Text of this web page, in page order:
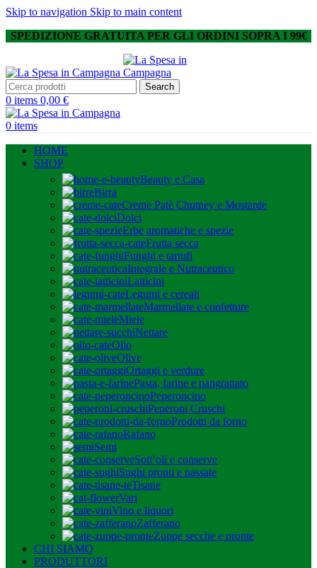
Skip to navigation Skip to main content
SPEDIZIONE GRATUITA PER GLI ORDINI SOPRA I 99€
Search
0 items 0,00 €
0 items
HOME
SHOP
Beauty e Casa
Birra
Creme Patè Chutney e Mostarde
Dolci
Erbe aromatiche e spezie
Frutta secca
Funghi e tartufi
Integrale e Nutraceutico
Latticini
Legumi e cereali
Marmellate e confetture
Miele
Nettare
Olio
Olive
Ortaggi e verdure
Pasta, farine e pangrattato
Peperoncino
Peperoni Cruschi
Prodotti da forno
Rafano
Semi
Sott’oli e conserve
Sughi pronti e passate
Tisane
Vari
Vino e liquori
Zafferano
Zuppe secche e pronte
CHI SIAMO
PRODUTTORI